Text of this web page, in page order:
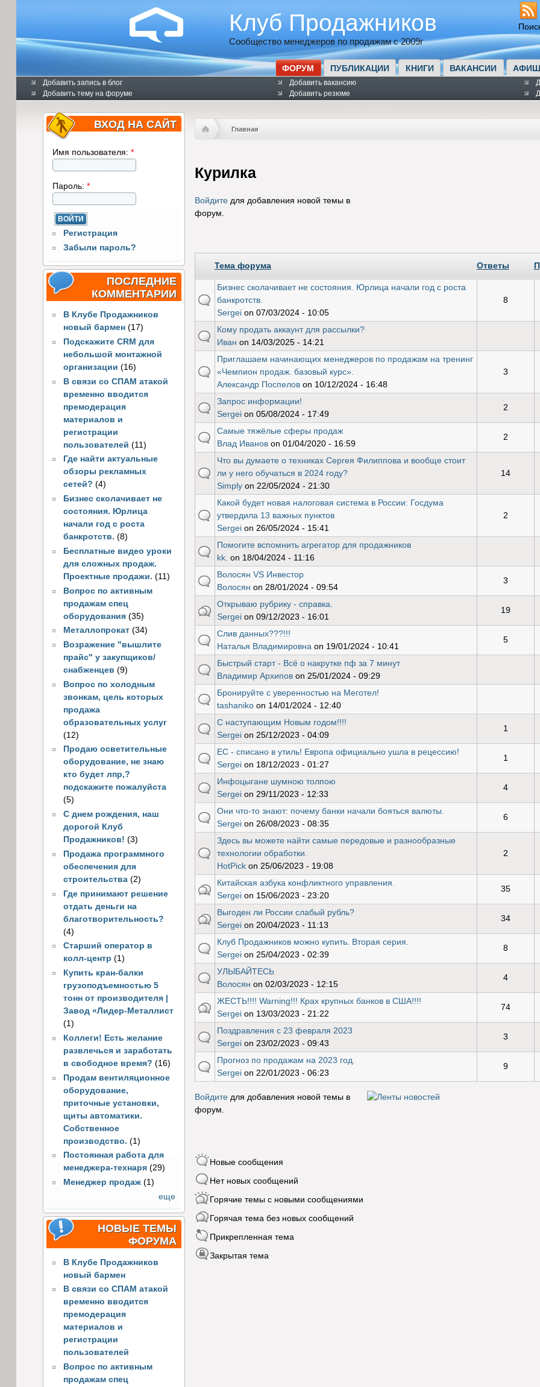
Клуб Продажников
Сообщество менеджеров по продажам с 2009г
ФОРУМ ПУБЛИКАЦИИ КНИГИ ВАКАНСИИ
Добавить запись в блог
Добавить тему на форуме
Добавить вакансию
Добавить резюме
ВХОД НА САЙТ
Имя пользователя: *
Пароль: *
Регистрация
Забыли пароль?
ПОСЛЕДНИЕ
КОММЕНТАРИИ
В Клубе Продажников
новый бармен (17)
Подскажите CRM для
небольшой монтажной
организации (16)
В связи со СПАМ атакой
временно вводится
премодерация
материалов и
регистрации
пользователей (11)
Где найти актуальные
обзоры рекламных
сетей? (4)
Бизнес сколачивает не
состояния. Юрлица
начали год с роста
банкротств. (8)
Бесплатные видео уроки
для сложных продаж.
Проектные продажи. (11)
Вопрос по активным
продажам спец
оборудования (35)
Металлопрокат (34)
Возражение "вышлите
прайс" у закупщиков/
снабженцев (9)
Вопрос по холодным
звонкам, цель которых
продажа
образовательных услуг
(12)
Продаю осветительные
оборудование, не знаю
кто будет лпр,?
подскажите пожалуйста
(5)
С днем рождения, наш
дорогой Клуб
Продажников! (3)
Продажа программного
обеспечения для
строительства (2)
Где принимают решение
отдать деньги на
благотворительность?
(4)
Старший оператор в
колл-центр (1)
Купить кран-балки
грузоподъемностью 5
тонн от производителя |
Завод «Лидер-Металлист
(1)
Коллеги! Есть желание
развлечься и заработать
в свободное время? (16)
Продам вентиляционное
оборудование,
приточные установки,
щиты автоматики.
Собственное
производство. (1)
Постоянная работа для
менеджера-технаря (29)
Менеджер продаж (1)
еще
НОВЫЕ ТЕМЫ
ФОРУМА
В Клубе Продажников
новый бармен
В связи со СПАМ атакой
временно вводится
премодерация
материалов и
регистрации
пользователей
Вопрос по активным
продажам спец
Главная
Курилка
Войдитедля добавления новой темы в
форум.
Тема форума Ответы
default
Бизнес сколачивает не состояния. Юрлица начали год с роста
банкротств.
Sergeion 07/03/2024 - 10:05
8
default
Кому продать аккаунт для рассылки?
Иван on 14/03/2025 - 14:21
default
Приглашаем начинающих менеджеров по продажам на тренинг
«Чемпион продаж. базовый курс».
Александр Поспеловon 10/12/2024 - 16:48
3
default
Запрос информации!
Sergeion 05/08/2024 - 17:49
2
default
Самые тяжёлые сферы продаж
Влад Ивановon 01/04/2020 - 16:59
2
default
Что вы думаете о техниках Сергея Филиппова и вообще стоит
ли у него обучаться в 2024 году?
Simplyon 22/05/2024 - 21:30
14
default
Какой будет новая налоговая система в России: Госдума
утвердила 13 важных пунктов
Sergeion 26/05/2024 - 15:41
2
default
Помогите вспомнить агрегатор для продажников
kk. on 18/04/2024 - 11:16
default
Волосян VS Инвестор
Волосян on 28/01/2024 - 09:54
3
hot
Открываю рубрику - справка.
Sergeion 09/12/2023 - 16:01
19
default
Слив данных???!!!
Наталья Владимировнаon 19/01/2024 - 10:41
5
default
Быстрый старт - Всё о накрутке пф за 7 минут
Владимир Архиповon 25/01/2024 - 09:29
default
Бронируйте с уверенностью на Меготел!
tashanikoon 14/01/2024 - 12:40
default
С наступающим Новым годом!!!!
Sergeion 25/12/2023 - 04:09
1
default
ЕС - списано в утиль! Европа официально ушла в рецессию!
Sergeion 18/12/2023 - 01:27
1
default
Инфоцыгане шумною толпою
Sergeion 29/11/2023 - 12:33
4
default
Они что-то знают: почему банки начали бояться валюты.
Sergeion 26/08/2023 - 08:35
6
default
Здесь вы можете найти самые передовые и разнообразные
технологии обработки.
HotPickon 25/06/2023 - 19:08
2
hot
Китайская азбука конфликтного управления.
Sergeion 15/06/2023 - 23:20
35
hot
Выгоден ли России слабый рубль?
Sergeion 20/04/2023 - 11:13
34
default
Клуб Продажников можно купить. Вторая серия.
Sergeion 25/04/2023 - 02:39
8
default
УЛЫБАЙТЕСЬ
Волосян on 02/03/2023 - 12:15
4
hot
ЖЕСТЬ!!!! Warning!!! Крах крупных банков в США!!!!
Sergeion 13/03/2023 - 21:22
74
default
Поздравления с 23 февраля 2023
Sergeion 23/02/2023 - 09:43
3
default
Прогноз по продажам на 2023 год.
Sergeion 22/01/2023 - 06:23
9
Войдитедля добавления новой темы в
форум.
Новые сообщения
Нет новых сообщений
Горячие темы с новыми сообщениями
Горячая тема без новых сообщений
Прикрепленная тема
Закрытая тема